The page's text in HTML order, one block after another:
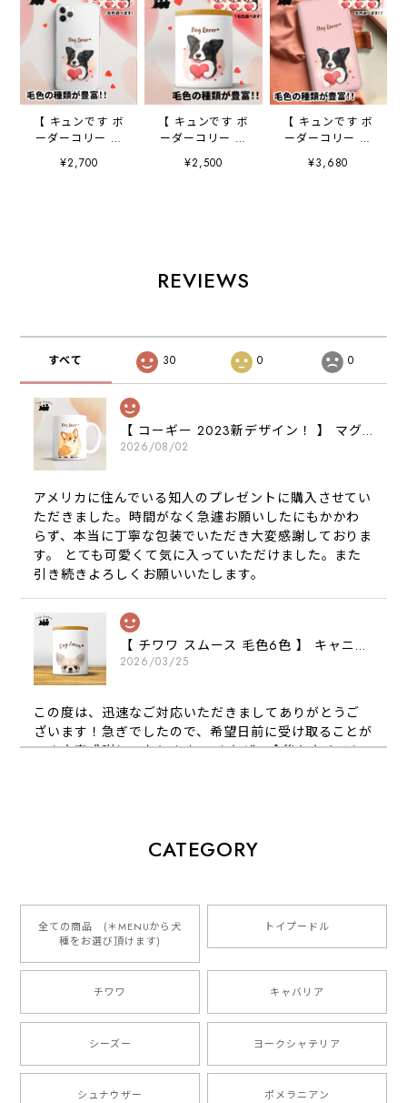
【 キュンです ボ
ーダーコリー 】
スマホケース ク
リアソフトケー
¥2,700
【 キュンです ボ
ーダーコリー 】
キャニスター 保
存容器 お家用
¥2,500
【 キュンです ボ
ーダーコリー 】
手帳 スマホケー
ス 犬 うちの
¥3,680
REVIEWS
すべて 30 0 0
【 コーギー 2023新デザイン！ 】 マグカップ お家用 プレゼント 犬 うちの子 犬グッズ ギフト
2026/08/02
アメリカに住んでいる知人のプレゼントに購入させてい
ただきました。時間がなく急遽お願いしたにもかかわ
らず、本当に丁寧な包装でいただき大変感謝しておりま
す。 とても可愛くて気に入っていただけました。また
引き続きよろしくお願いいたします。
【 チワワ スムース 毛色6色 】 キャニスター 保存容器 お家用 プレゼント 犬 ペット うちの子 犬グッズ
2026/03/25
この度は、迅速なご対応いただきましてありがとうご
ざいます！急ぎでしたので、希望日前に受け取ることが
でき大変感謝しております！ またぜひ今後ともよろし
2026/01/16
とっても可愛くて、わんちゃんの名前や電話番号も分か
りやすくて最高です！ ありがとうございました❁⃘*.ﾟ
ご縁がありましたら、またよろしくお願いいたします。
【 自然に囲まれた ダックスフンド 】 キャニスター 保存容器 お家用 プレゼント 犬 ペット うちの子 犬グッズ
CATEGORY
全ての商品 (＊MENUから犬
種をお選び頂けます)
トイプードル
チワワ キャバリア
シーズー ヨークシャテリア
シュナウザー ポメラニアン